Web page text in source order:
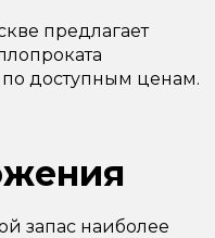
предлагает
доступным ценам.
запас наиболее